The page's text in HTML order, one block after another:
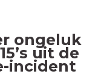
ongeluk
uit de
incident